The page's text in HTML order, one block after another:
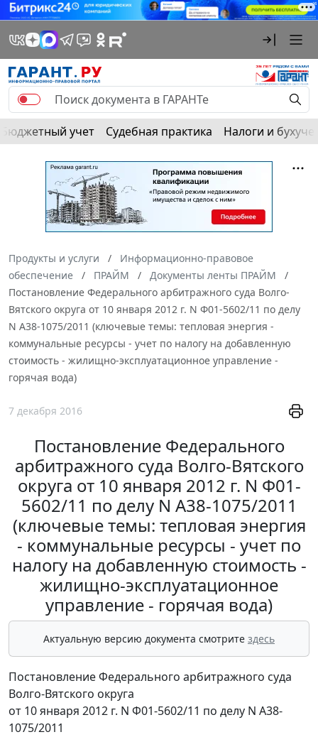
Бюджетный учет Судебная практика Налоги и
Продукты и услуги
Информационно-правовое
обеспечение
ПРАЙМ
Документы ленты ПРАЙМ
Постановление Федерального арбитражного суда Волго-
Вятского округа от 10 января 2012 г. N Ф01-5602/11 по делу
N А38-1075/2011 (ключевые темы: тепловая энергия -
коммунальные ресурсы - учет по налогу на добавленную
стоимость - жилищно-эксплуатационное управление -
горячая вода)
7 декабря 2016
Постановление Федерального
арбитражного суда Волго-Вятского
округа от 10 января 2012 г. N Ф01-
5602/11 по делу N А38-1075/2011
(ключевые темы: тепловая энергия
- коммунальные ресурсы - учет по
налогу на добавленную стоимость -
жилищно-эксплуатационное
управление - горячая вода)
Актуальную версию документа смотрите здесь
Постановление Федерального арбитражного суда
Волго-Вятского округа
от 10 января 2012 г. N Ф01-5602/11 по делу N А38-
1075/2011